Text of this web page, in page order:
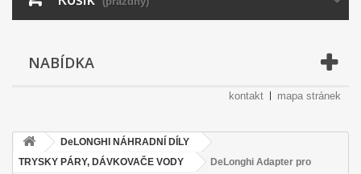
NABÍDKA
kontakt mapa stránek
DeLONGHI NÁHRADNÍ DÍLY
TRYSKY PÁRY, DÁVKOVAČE VODY
DeLonghi Adapter pro